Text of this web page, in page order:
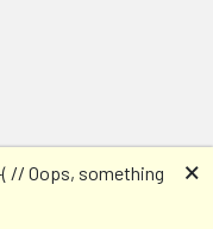
// Oops, something
🗙